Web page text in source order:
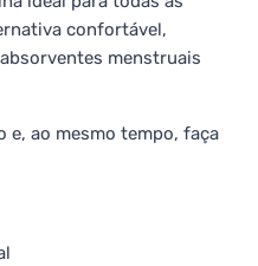
confortável,
menstruais
e, ao mesmo tempo, faça